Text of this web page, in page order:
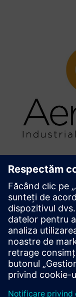
AerialView
Software
AerialView este
pentru generarea
System, cu
Aflați mai multe